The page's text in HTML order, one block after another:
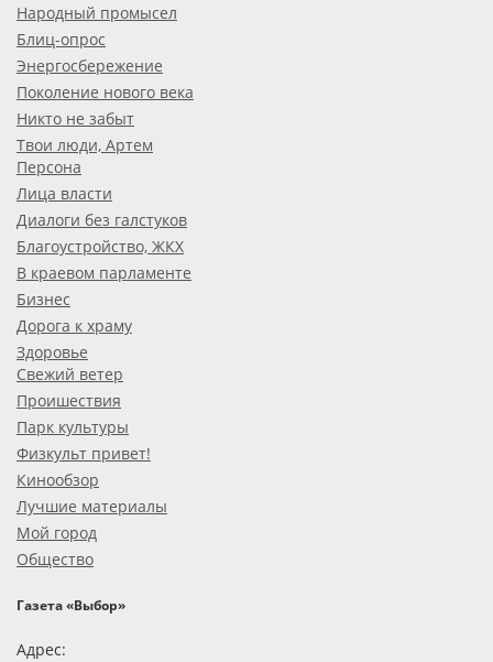
Народный промысел
Блиц-опрос
Энергосбережение
Поколение нового века
Никто не забыт
Твои люди, Артем
Персона
Лица власти
Диалоги без галстуков
Благоустройство, ЖКХ
В краевом парламенте
Бизнес
Дорога к храму
Здоровье
Свежий ветер
Проишествия
Парк культуры
Физкульт привет!
Кинообзор
Лучшие материалы
Мой город
Общество
Газета «Выбор»
Адрес: